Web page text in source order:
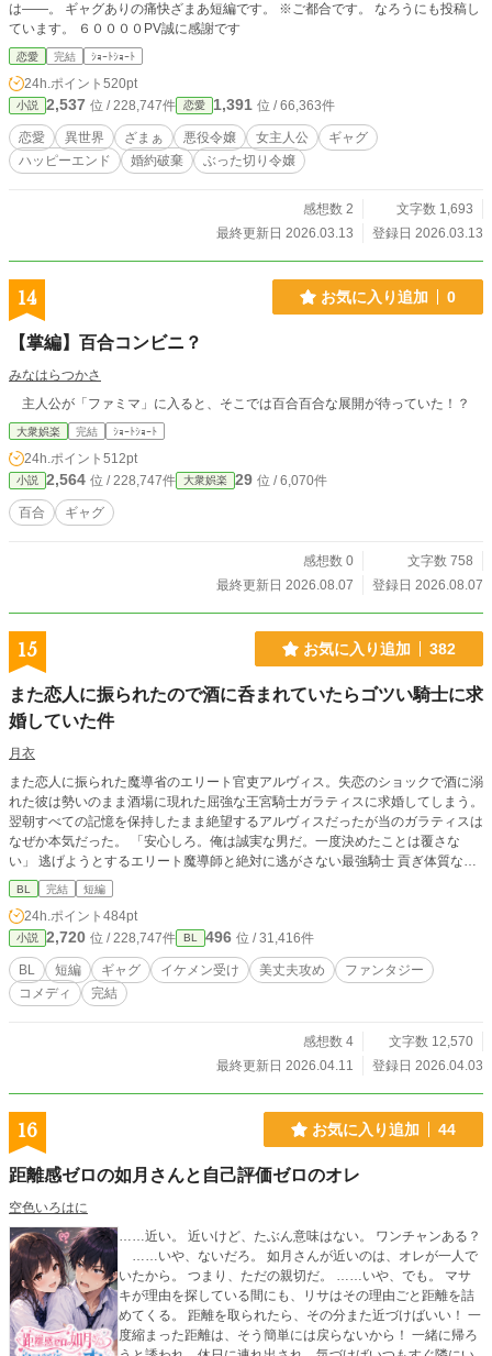
は――。 ギャグありの痛快ざまあ短編です。 ※ご都合です。 なろうにも投稿し
ています。 ６００００PV誠に感謝です
恋愛 完結 ｼｮｰﾄｼｮｰﾄ
24h.ポイント 520pt
小説 2,537 位 / 228,747件 恋愛 1,391 位 / 66,363件
恋愛 異世界 ざまぁ 悪役令嬢 女主人公
ギャグ
ハッピーエンド
婚約破棄 ぶった切り令嬢
感想数 2
文字数 1,693
最終更新日 2026.03.13
登録日 2026.03.13
14 お気に入り追加 0
【掌編】百合コンビニ？
みなはらつかさ
主人公が「ファミマ」に入ると、そこでは百合百合な展開が待っていた！？
大衆娯楽 完結 ｼｮｰﾄｼｮｰﾄ
24h.ポイント 512pt
小説 2,564 位 / 228,747件 大衆娯楽 29 位 / 6,070件
百合 ギャグ
感想数 0
文字数 758
最終更新日 2026.08.07
登録日 2026.08.07
15 お気に入り追加 382
また恋人に振られたので酒に呑まれていたらゴツい騎士に求
婚していた件
月衣
また恋人に振られた魔導省のエリート官吏アルヴィス。失恋のショックで酒に溺
れた彼は勢いのまま酒場に現れた屈強な王宮騎士ガラティスに求婚してしまう。
翌朝すべての記憶を保持したまま絶望するアルヴィスだったが当のガラティスは
なぜか本気だった。 「安心しろ。俺は誠実な男だ。一度決めたことは覆さな
い」 逃げようとするエリート魔導師と絶対に逃がさない最強騎士 貢ぎ体質な男
が捕まる強制恋愛コメディのつもりです！！
BL 完結 短編
24h.ポイント 484pt
小説 2,720 位 / 228,747件 BL 496 位 / 31,416件
BL 短編 ギャグ イケメン受け 美丈夫攻め
ファンタジー
コメディ
完結
感想数 4
文字数 12,570
最終更新日 2026.04.11
登録日 2026.04.03
16 お気に入り追加 44
距離感ゼロの如月さんと自己評価ゼロのオレ
空色いろはに
……近い。 近いけど、たぶん意味はない。 ワンチャンある？
……いや、ないだろ。 如月さんが近いのは、オレが一人で
いたから。 つまり、ただの親切だ。 ……いや、でも。 マサ
キが理由を探している間にも、リサはその理由ごと距離を詰
めてくる。 距離を取られたら、その分また近づけばいい！ 一
度縮まった距離は、そう簡単には戻らないから！ 一緒に帰ろ